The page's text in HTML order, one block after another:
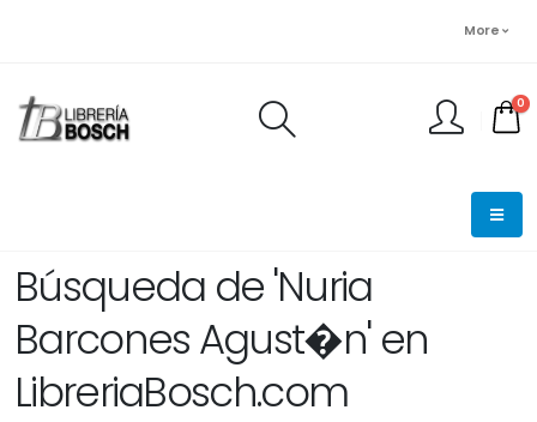
More
0
Búsqueda de 'Nuria
Barcones Agust�n' en
LibreriaBosch.com